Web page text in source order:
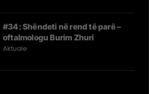
#34: Shëndeti në rend të parë –
oftalmologu Burim Zhuri
Aktuale